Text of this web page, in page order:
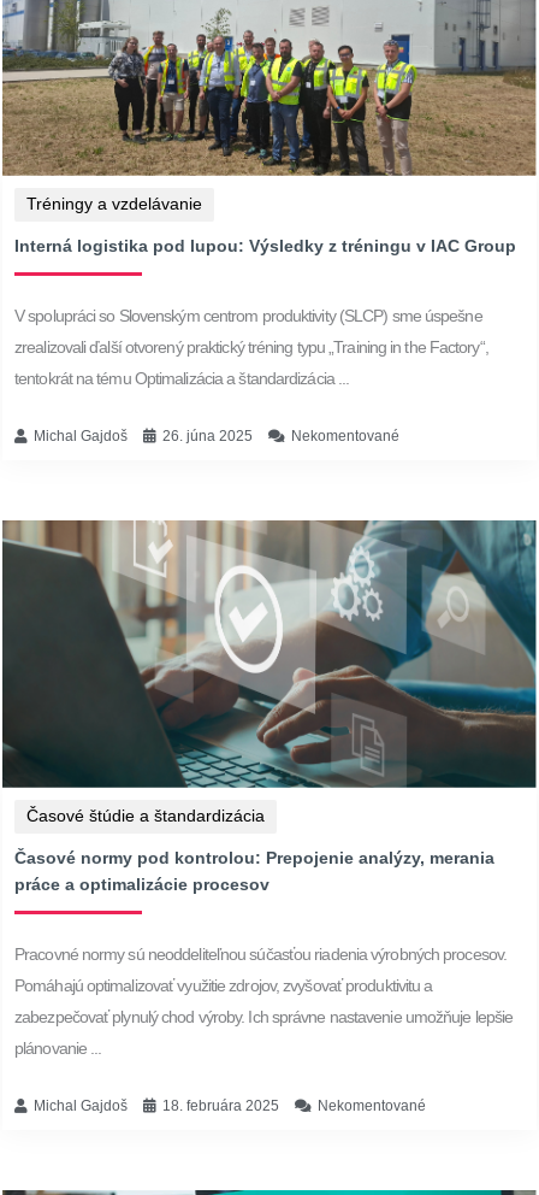
Tréningy a vzdelávanie
Interná logistika pod lupou: Výsledky z tréningu v IAC Group
V spolupráci so Slovenským centrom produktivity (SLCP) sme úspešne
zrealizovali ďalší otvorený praktický tréning typu „Training in the Factory“,
tentokrát na tému Optimalizácia a štandardizácia ...
Michal Gajdoš 26. júna 2025 Nekomentované
Časové štúdie a štandardizácia
Časové normy pod kontrolou: Prepojenie analýzy, merania
práce a optimalizácie procesov
Pracovné normy sú neoddeliteľnou súčasťou riadenia výrobných procesov.
Pomáhajú optimalizovať využitie zdrojov, zvyšovať produktivitu a
zabezpečovať plynulý chod výroby. Ich správne nastavenie umožňuje lepšie
plánovanie ...
Michal Gajdoš 18. februára 2025 Nekomentované